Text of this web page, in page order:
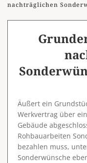
nachträglichen
Äußert ein
Werkvertrag über
Gebäude
Rohbauarbeiten
bezahlen muss,
Sonderwünsche